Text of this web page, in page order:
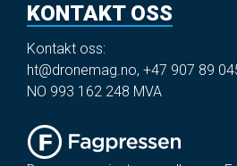
KONTAKT OSS
Kontakt oss:
ht@dronemag.no, +47 907 89
NO 993 162 248 MVA